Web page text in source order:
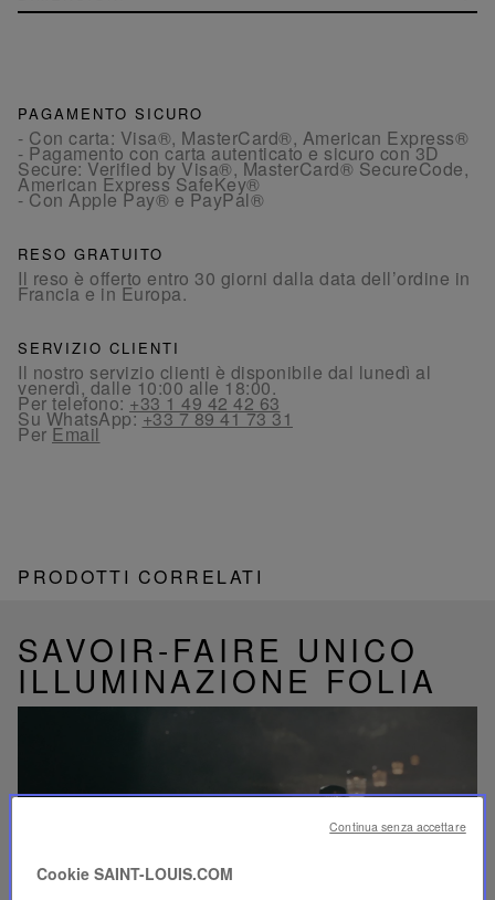
PAGAMENTO SICURO
- Con carta: Visa®, MasterCard®, American Express®
- Pagamento con carta autenticato e sicuro con 3D
Secure: Verified by Visa®, MasterCard® SecureCode,
American Express SafeKey®
- Con Apple Pay® e PayPal®
RESO GRATUITO
Il reso è offerto entro 30 giorni dalla data dell’ordine in
Francia e in Europa.
SERVIZIO CLIENTI
Il nostro servizio clienti è disponibile dal lunedì al
venerdì, dalle 10:00 alle 18:00.
Per telefono:+33 1 49 42 42 63
Su WhatsApp:+33 7 89 41 73 31
PerEmail
PRODOTTI CORRELATI
SAVOIR-FAIRE UNICO
ILLUMINAZIONE FOLIA
YouTube,
Cookie SAINT-LOUIS.COM
Continua senza accettare